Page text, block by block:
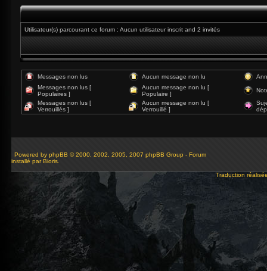
Utilisateur(s) parcourant ce forum : Aucun utilisateur inscrit and 2 invités
Messages non lus Aucun message non lu
Messages non lus [
Populaires ]
Aucun message non lu [
Populaire ]
Messages non lus [
Verrouillés ]
Aucun message non lu [
Verrouillé ]
Powered by phpBB © 2000, 2002, 2005, 2007 phpBB Group - Forum
installé par Bioris.
Traduction